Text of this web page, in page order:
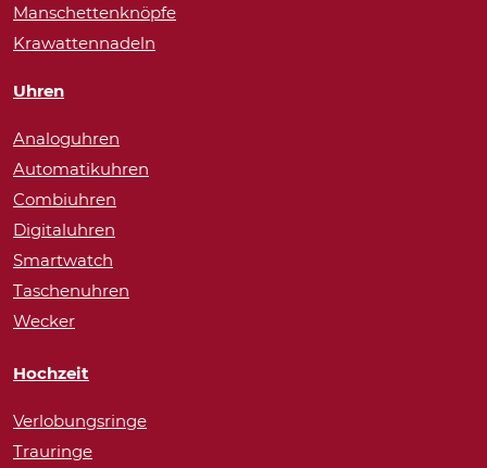
Manschettenknöpfe
Krawattennadeln
Uhren
Analoguhren
Automatikuhren
Combiuhren
Digitaluhren
Smartwatch
Taschenuhren
Wecker
Hochzeit
Verlobungsringe
Trauringe